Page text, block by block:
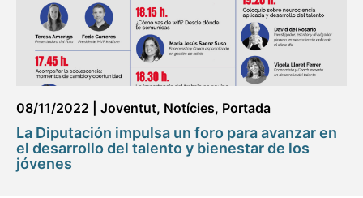
08/11/2022 Joventut, Notícies, Portada
La Diputación impulsa un foro para avanzar en
el desarrollo del talento y bienestar de los
jóvenes